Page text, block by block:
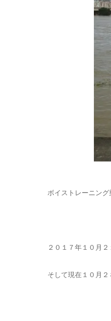
ボイストレーニン
２０１７年１０月
そして現在１０月